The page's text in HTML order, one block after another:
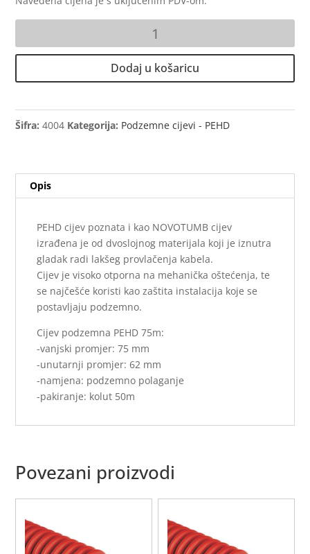
je: 1,81 €.
PEHD
FI
75
50m
količina
Dodaj u košaricu
Šifra:4004 Kategorija: Podzemne cijevi - PEHD
Opis
PEHD cijev poznata i kao NOVOTUMB cijev
izrađena je od dvoslojnog materijala koji je iznutra
gladak radi lakšeg provlačenja kabela.
Cijev je visoko otporna na mehanička oštećenja, te
se najčešće koristi kao zaštita instalacija koje se
postavljaju podzemno.
Cijev podzemna PEHD 75m:
-vanjski promjer: 75 mm
-unutarnji promjer: 62 mm
-namjena: podzemno polaganje
-pakiranje: kolut 50m
Povezani proizvodi